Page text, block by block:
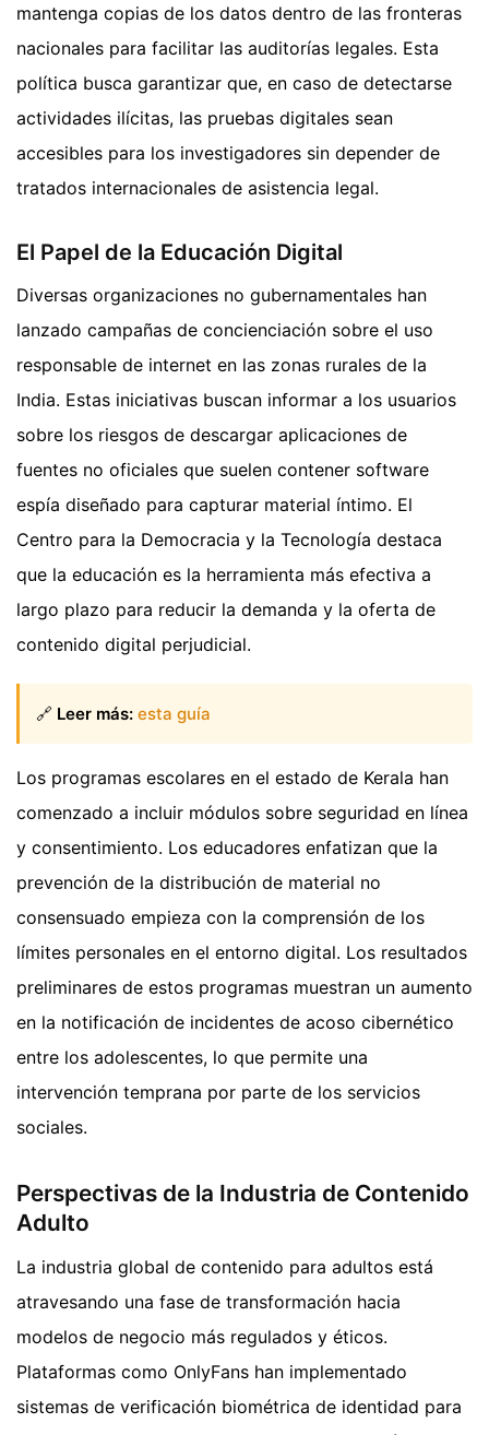
mantenga copias de los datos dentro de las fronteras
nacionales para facilitar las auditorías legales. Esta
política busca garantizar que, en caso de detectarse
actividades ilícitas, las pruebas digitales sean
accesibles para los investigadores sin depender de
tratados internacionales de asistencia legal.
El Papel de la Educación Digital
Diversas organizaciones no gubernamentales han
lanzado campañas de concienciación sobre el uso
responsable de internet en las zonas rurales de la
India. Estas iniciativas buscan informar a los usuarios
sobre los riesgos de descargar aplicaciones de
fuentes no oficiales que suelen contener software
espía diseñado para capturar material íntimo. El
Centro para la Democracia y la Tecnología destaca
que la educación es la herramienta más efectiva a
largo plazo para reducir la demanda y la oferta de
contenido digital perjudicial.
🔗 Leer más: esta guía
Los programas escolares en el estado de Kerala han
comenzado a incluir módulos sobre seguridad en línea
y consentimiento. Los educadores enfatizan que la
prevención de la distribución de material no
consensuado empieza con la comprensión de los
límites personales en el entorno digital. Los resultados
preliminares de estos programas muestran un aumento
en la notificación de incidentes de acoso cibernético
entre los adolescentes, lo que permite una
intervención temprana por parte de los servicios
sociales.
Perspectivas de la Industria de Contenido
Adulto
La industria global de contenido para adultos está
atravesando una fase de transformación hacia
modelos de negocio más regulados y éticos.
Plataformas como OnlyFans han implementado
sistemas de verificación biométrica de identidad para